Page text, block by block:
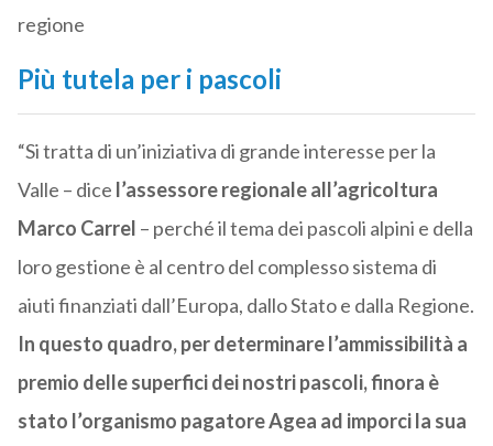
regione
Più tutela per i pascoli
“Si tratta di un’iniziativa di grande interesse per la
Valle – dice l’assessore regionale all’agricoltura
Marco Carrel – perché il tema dei pascoli alpini e della
loro gestione è al centro del complesso sistema di
aiuti finanziati dall’Europa, dallo Stato e dalla Regione.
In questo quadro, per determinare l’ammissibilità a
premio delle superfici dei nostri pascoli, finora è
stato l’organismo pagatore Agea ad imporci la sua